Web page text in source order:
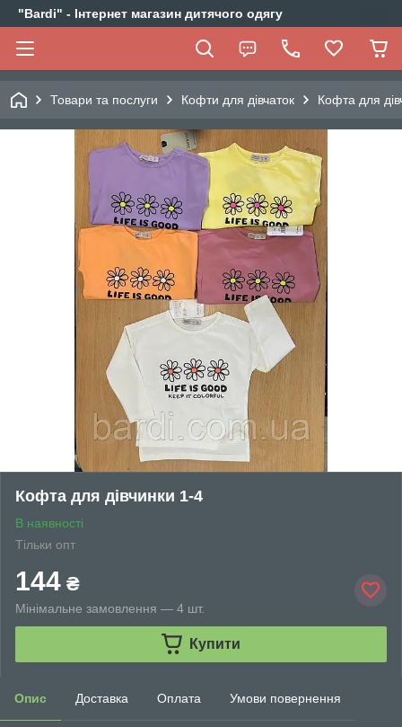
"Bardi" - Інтернет магазин дитячого одягу
Товари та послуги Кофти для дівчаток Кофта для
Кофта для дівчинки 1-4
В наявності
Тільки опт
144 ₴
Мінімальне замовлення — 4 шт.
Купити
Опис Доставка Оплата Умови повернення